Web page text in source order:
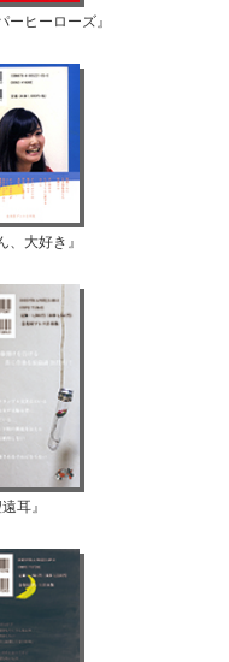
ヒーローズ』
大好き』
耳』